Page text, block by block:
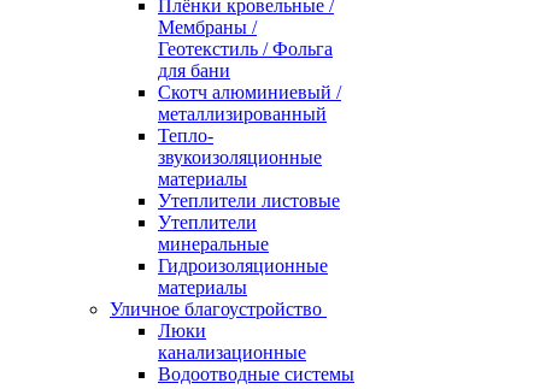
Плёнки кровельные /
Мембраны /
Геотекстиль / Фольга
для бани
Скотч алюминиевый /
металлизированный
Тепло-
звукоизоляционные
материалы
Утеплители листовые
Утеплители
минеральные
Гидроизоляционные
материалы
Уличное благоустройство
Люки
канализационные
Водоотводные системы